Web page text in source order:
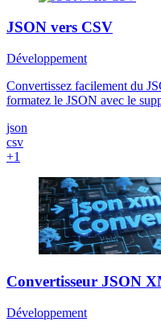
JSON vers CSV
Développement
Convertissez facilement du
formatez le JSON avec le
json
csv
+1
Convertisseur JSON
Développement